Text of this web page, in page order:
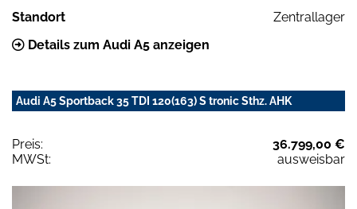
Standort
Zentrallager
Details zum Audi A5 anzeigen
Audi A5 Sportback 35 TDI 120(163) S tronic Sthz. AHK
Preis:
36.799,00 €
MWSt:
ausweisbar